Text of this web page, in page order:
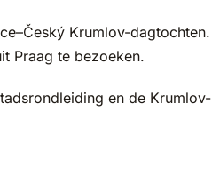
Krumlov-dagtochten.
Praag te bezoeken.
en de Krumlov-